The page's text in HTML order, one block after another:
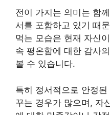
전이 가지는 의미는 함
서를 포함하고 있기 때
먹는 모습은 현재 자신
속 평온함에 대한 감사
볼 수 있습니다.
특히 정서적으로 안정
꾸는 경우가 많으며, 자